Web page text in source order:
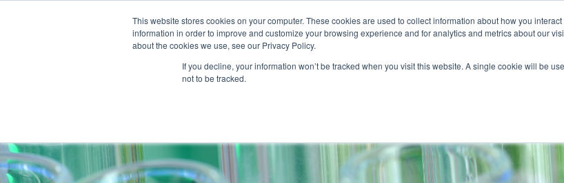
This website stores cookies on your computer. These cookies are used to collect information about how you
information in order to improve and customize your browsing experience and for analytics and metrics about our
about the cookies we use, see our Privacy Policy.
If you decline, your information won’t be tracked when you visit this website. A single cookie will be
not to be tracked.
QUI SOMMES-NOUS NOS PRODUITS ALGAIA SERVICES